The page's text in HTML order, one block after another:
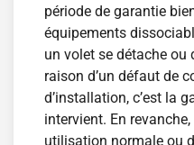
période de garantie
équipements
un volet se détache ou
raison d’un défaut de
d’installation, c’est la
intervient. En
utilisation normale ou